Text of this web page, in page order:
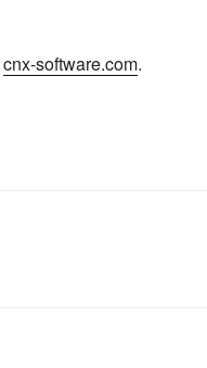
cnx-software.com.